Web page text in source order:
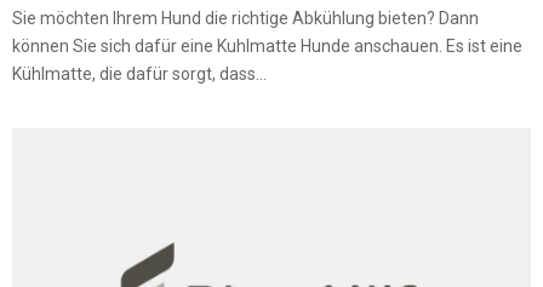
Sie möchten Ihrem Hund die richtige Abkühlung bieten? Dann
können Sie sich dafür eine Kuhlmatte Hunde anschauen. Es ist eine
Kühlmatte, die dafür sorgt, dass...